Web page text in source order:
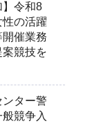
】令和8
の活躍
催業務
競技を
ンター警
競争入